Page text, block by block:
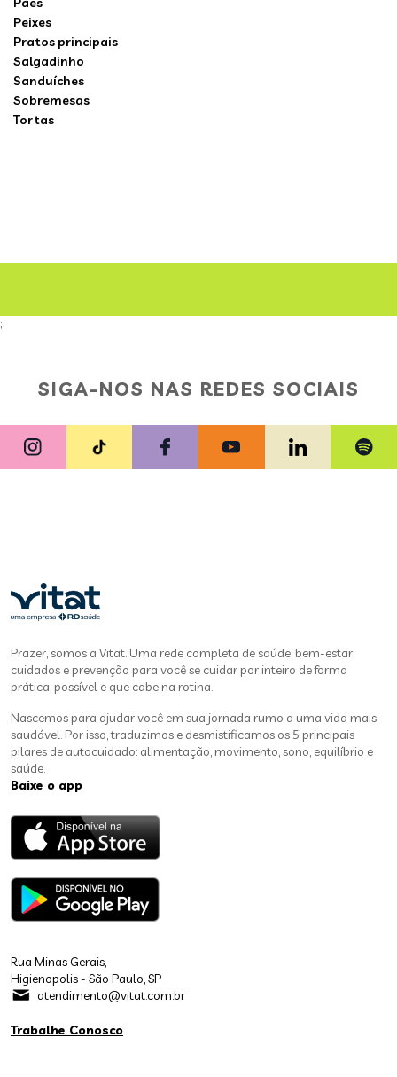
Peixes
Pratos principais
Salgadinho
Sanduíches
Sobremesas
Tortas
;
SIGA-NOS NAS REDES SOCIAIS
Prazer, somos a Vitat. Uma rede completa de saúde, bem-estar,
cuidados e prevenção para você se cuidar por inteiro de forma
prática, possível e que cabe na rotina.
Nascemos para ajudar você em sua jornada rumo a uma vida mais
saudável. Por isso, traduzimos e desmistificamos os 5 principais
pilares de autocuidado: alimentação, movimento, sono, equilíbrio e
saúde.
Baixe o app
Rua Minas Gerais,
Higienopolis - São Paulo, SP
atendimento@vitat.com.br
Trabalhe Conosco